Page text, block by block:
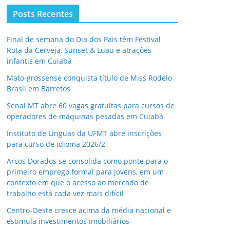
Posts Recentes
Final de semana do Dia dos Pais têm Festival
Rota da Cerveja, Sunset & Luau e atrações
infantis em Cuiabá
Mato-grossense conquista título de Miss Rodeio
Brasil em Barretos
Senai MT abre 60 vagas gratuitas para cursos de
operadores de máquinas pesadas em Cuiabá
Instituto de Linguas da UFMT abre inscrições
para curso de idioma 2026/2
Arcos Dorados se consolida como ponte para o
primeiro emprego formal para jovens, em um
contexto em que o acesso ao mercado de
trabalho está cada vez mais difícil
Centro-Oeste cresce acima da média nacional e
estimula investimentos imobiliários